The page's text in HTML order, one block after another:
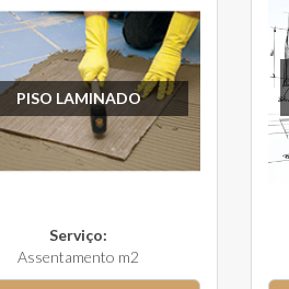
PISO LAMINADO
Serviço:
Assentamento m2